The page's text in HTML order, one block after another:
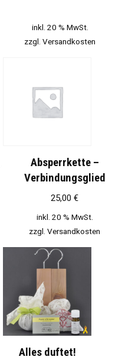
inkl. 20 % MwSt.
zzgl. Versandkosten
Absperrkette –
Verbindungsglied
25,00 €
inkl. 20 % MwSt.
zzgl. Versandkosten
Alles duftet!